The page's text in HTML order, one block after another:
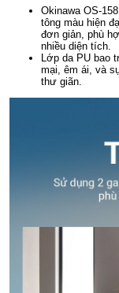
Okinawa OS-
tông màu hiện
đơn giản, phù
nhiều diện tích.
Lớp da PU bao
mại, êm ái, và
thư giãn.